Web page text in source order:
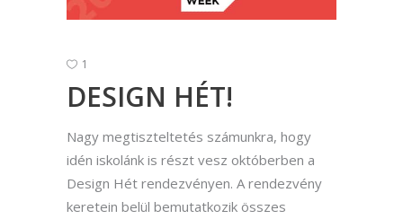
1
DESIGN HÉT!
Nagy megtiszteltetés számunkra, hogy
idén iskolánk is részt vesz októberben a
Design Hét rendezvényen. A rendezvény
keretein belül bemutatkozik összes